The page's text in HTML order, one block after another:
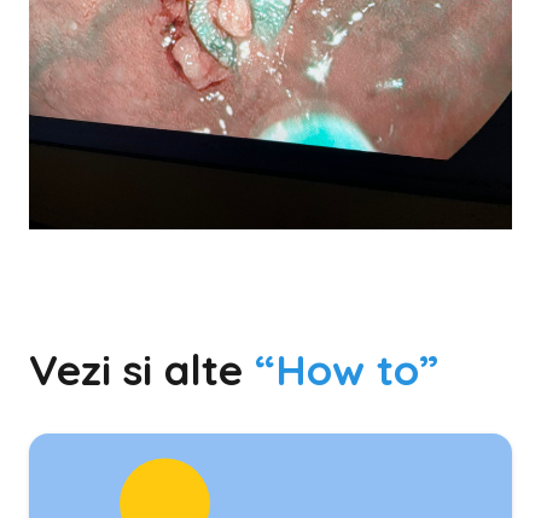
Vezi si alte “How to”